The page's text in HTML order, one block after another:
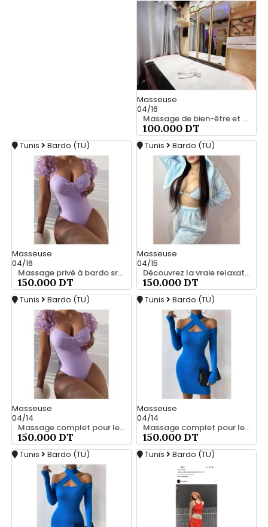
Masseuse
04/16
Massage de bien-être et confort 25 926 213
100.000 DT
Tunis Bardo (TU)
Masseuse
04/16
Massage privé à bardo srd 55066248
150.000 DT
Tunis Bardo (TU)
Masseuse
04/15
Découvrez la vraie relaxation pour les hommes srd à bardo 55066248
150.000 DT
Tunis Bardo (TU)
Masseuse
04/14
Massage complet pour les hommes srd à bardo
150.000 DT
Tunis Bardo (TU)
Masseuse
04/14
Massage complet pour les hommes srd à bardo 56066248
150.000 DT
Tunis Bardo (TU) Tunis Bardo (TU)